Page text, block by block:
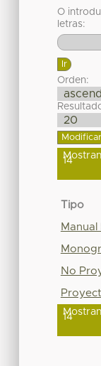
O
letras:
Orden:
14
Tipo
Manual
No
14